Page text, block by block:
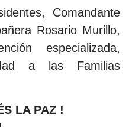
Comandante
Rosario Murillo,
especializada,
a las Familias
LA PAZ !